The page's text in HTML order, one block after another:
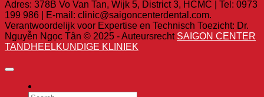
Adres: 378B Vo Van Tan, Wijk 5, District 3, HCMC | Tel: 0973
199 986 | E-mail: clinic@saigoncenterdental.com.
Verantwoordelijk voor Expertise en Technisch Toezicht: Dr.
Nguyễn Ngọc Tân © 2025 - Auteursrecht SAIGON CENTER
TANDHEELKUNDIGE KLINIEK